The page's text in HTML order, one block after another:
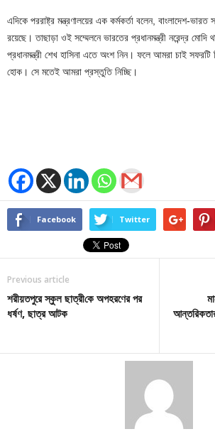
এদিকে পররাষ্ট্র মন্ত্রণালয়ের এক কর্মকর্তা বলেন, বাংলাদেশ-ভারত
রয়েছে। তাছাড়া ওই সম্মেলনে ভারতের প্রধানমন্ত্রী নরেন্দ্র মোদি
প্রধানমন্ত্রী শেখ হাসিনা এতে অংশ নিন। ফলে আমরা চাই সফরটি
হোক। সে মতেই আমরা প্রস্তুতি নিচ্ছি।
Facebook Twitter
Previous article
শরীয়তপুরে স্কুল ছাত্রী‌কে অপহরণের পর
ধর্ষণ, ছাত্র আটক